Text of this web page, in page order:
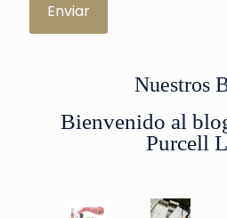
Enviar
Nuestros
Bienvenido al
Purcell